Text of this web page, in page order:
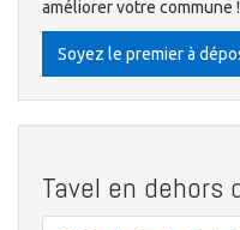
améliorer votre commune !
Soyez le premier à
Tavel en dehors